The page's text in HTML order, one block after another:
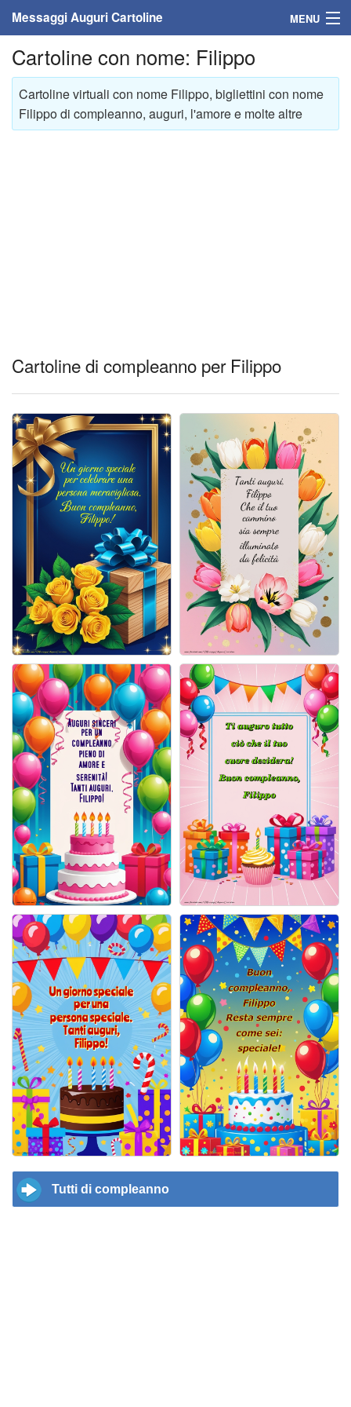
Messaggi Auguri Cartoline MENU
Home
Messaggi
Cartoline
Cartoline giorni settimana
Cartoline musicali
Cartoline animate
Accedi
Cartoline con nome: Filippo
Cartoline virtuali con nome Filippo, bigliettini con nome
Filippo di compleanno, auguri, l'amore e molte altre
Cartoline di compleanno per Filippo
Tutti di compleanno